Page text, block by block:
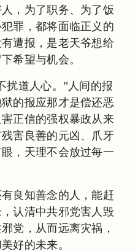
，为了职务、为了饭
罪，都将面临正义的
遭报，是老天爷想给
希望与机会。
扰道人心。”人间的报
的报应那才是偿还恶
正信的强权暴政从来
害良善的元凶、爪牙
，天理不会放过每一
良知善念的人，能赶
认清中共邪党害人毁
党，从而远离灾祸，
好的未来。